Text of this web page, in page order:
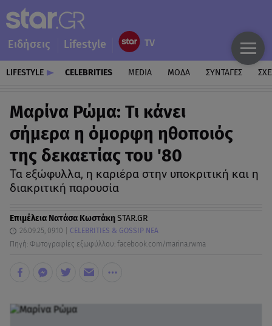
Ειδήσεις Lifestyle
LIFESTYLE CELEBRITIES MEDIA ΜΟΔΑ ΣΥΝΤΑΓΕΣ
Μαρίνα Ρώμα: Τι κάνει
σήμερα η όμορφη ηθοποιός
της δεκαετίας του '80
Τα εξώφυλλα, η καριέρα στην υποκριτική και η
διακριτική παρουσία
Επιμέλεια Νατάσα ΚωστάκηSTAR.GR
26.09.25, 09:10
CELEBRITIES & GOSSIP ΝΕΑ
Πηγή: Φωτογραφίες εξωφύλλου: facebook.com/marina.rwma